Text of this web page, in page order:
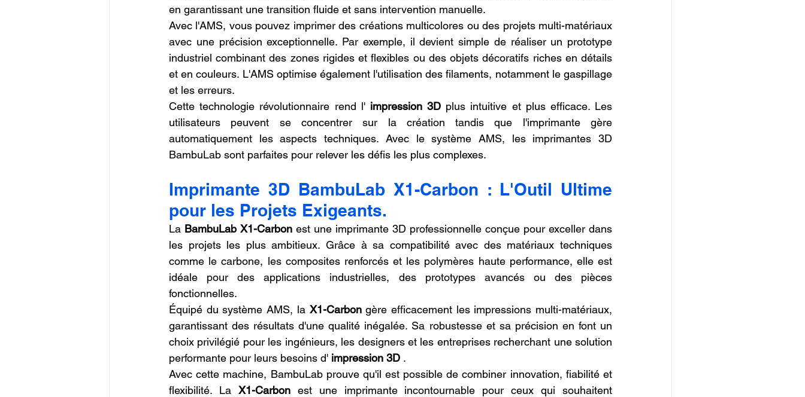
en garantissant une transition fluide et sans intervention manuelle.
Avec l'AMS, vous pouvez imprimer des créations multicolores ou des projets multi-matériaux
avec une précision exceptionnelle. Par exemple, il devient simple de réaliser un prototype
industriel combinant des zones rigides et flexibles ou des objets décoratifs riches en détails
et en couleurs. L'AMS optimise également l'utilisation des filaments, notamment le gaspillage
et les erreurs.
Cette technologie révolutionnaire rend l' impression 3D plus intuitive et plus efficace. Les
utilisateurs peuvent se concentrer sur la création tandis que l'imprimante gère
automatiquement les aspects techniques. Avec le système AMS, les imprimantes 3D
BambuLab sont parfaites pour relever les défis les plus complexes.
Imprimante 3D BambuLab X1-Carbon : L'Outil Ultime
pour les Projets Exigeants.
La BambuLab X1-Carbon est une imprimante 3D professionnelle conçue pour exceller dans
les projets les plus ambitieux. Grâce à sa compatibilité avec des matériaux techniques
comme le carbone, les composites renforcés et les polymères haute performance, elle est
idéale pour des applications industrielles, des prototypes avancés ou des pièces
fonctionnelles.
Équipé du système AMS, la X1-Carbon gère efficacement les impressions multi-matériaux,
garantissant des résultats d'une qualité inégalée. Sa robustesse et sa précision en font un
choix privilégié pour les ingénieurs, les designers et les entreprises recherchant une solution
performante pour leurs besoins d' impression 3D .
Avec cette machine, BambuLab prouve qu'il est possible de combiner innovation, fiabilité et
flexibilité. La X1-Carbon est une imprimante incontournable pour ceux qui souhaitent